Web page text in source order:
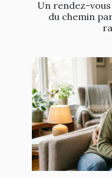
Un rendez-
du chemin